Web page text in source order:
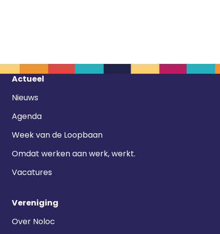
Footer
Actueel
Nieuws
Agenda
Week van de Loopbaan
Omdat werken aan werk, werkt.
Vacatures
Vereniging
Over Noloc